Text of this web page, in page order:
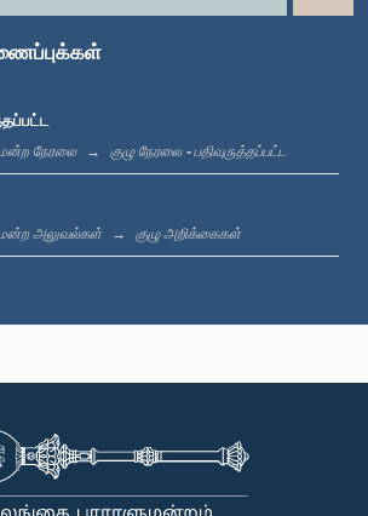
கௌரவ ரன்ஜித் சியம்பலாபிடிய, பா.உ.
நேரலை குழு நேரலை - பதிவுருத்தப்பட்ட
அலுவல்கள் குழு அறிக்கைகள்